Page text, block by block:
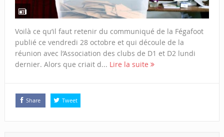
Voilà ce qu’il faut retenir du communiqué de la Fégafoot
publié ce vendredi 28 octobre et qui découle de la
réunion avec l’Association des clubs de D1 et D2 lundi
dernier. Alors que criait d... Lire la suite
Share Tweet